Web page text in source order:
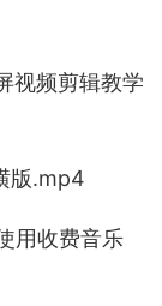
视频剪辑教学
版.mp4
用收费音乐